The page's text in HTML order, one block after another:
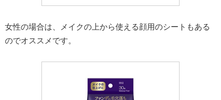
女性の場合は、メイクの上から使える顔用のシートもある
のでオススメです。